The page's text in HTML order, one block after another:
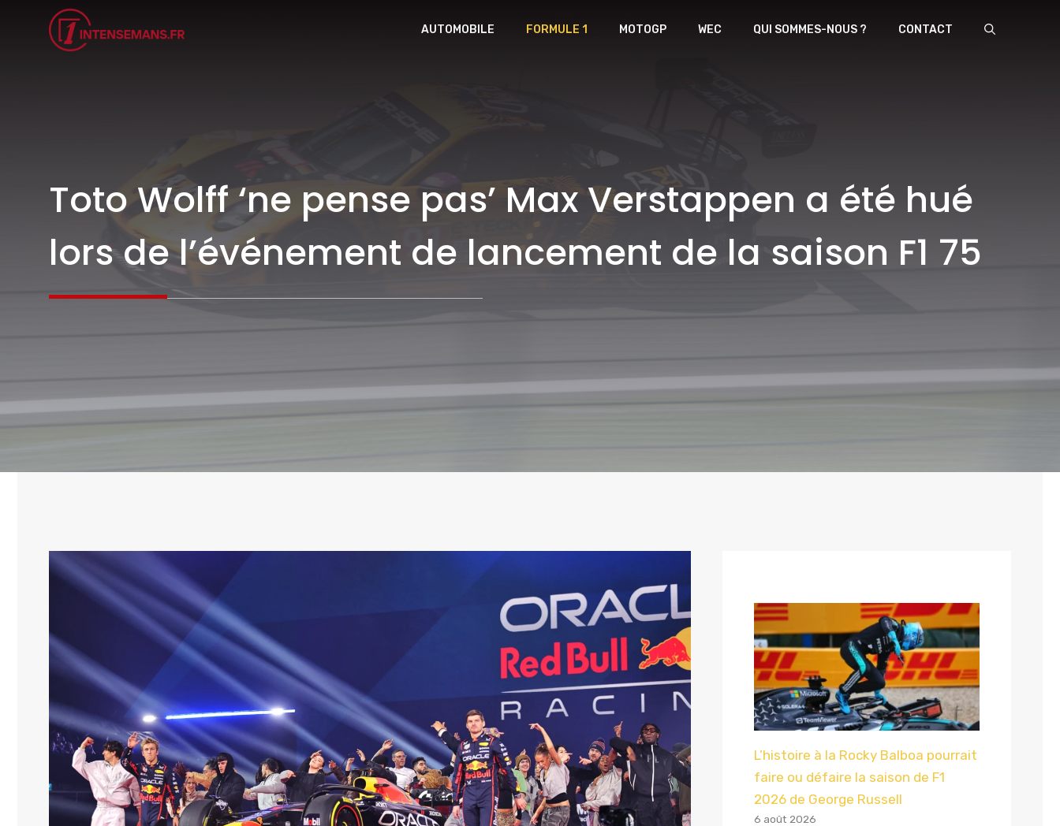
AUTOMOBILE FORMULE 1 MOTOGP WEC QUI SOMMES-NOUS ? CONTACT
Toto Wolff ‘ne pense pas’ Max Verstappen a été hué
lors de l’événement de lancement de la saison F1 75
L’histoire à la Rocky Balboa pourrait
faire ou défaire la saison de F1
2026 de George Russell
6 août 2026